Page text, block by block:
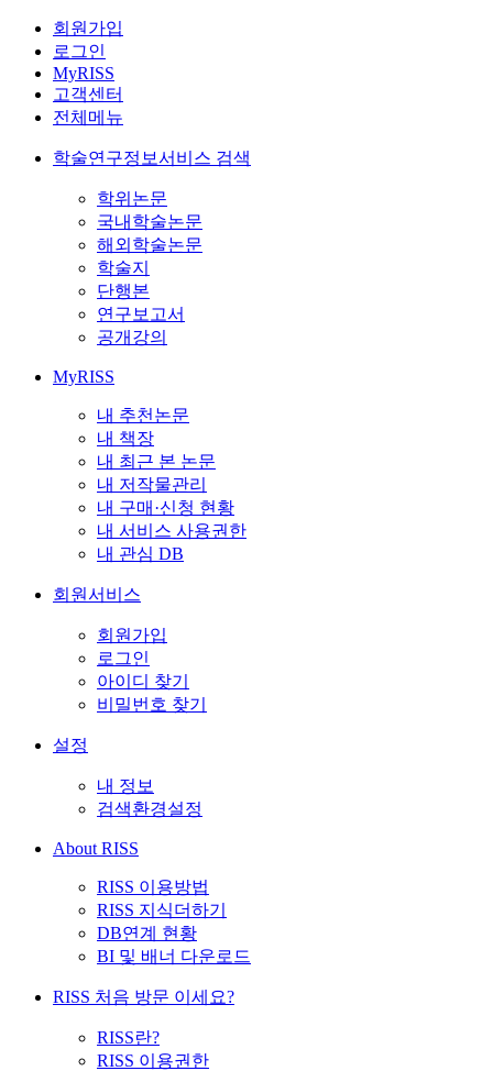
회원가입
로그인
MyRISS
고객센터
전체메뉴
학술연구정보서비스 검색
학위논문
국내학술논문
해외학술논문
학술지
단행본
연구보고서
공개강의
MyRISS
내 추천논문
내 책장
내 최근 본 논문
내 저작물관리
내 구매·신청 현황
내 서비스 사용권한
내 관심 DB
회원서비스
회원가입
로그인
아이디 찾기
비밀번호 찾기
설정
내 정보
검색환경설정
About RISS
RISS 이용방법
RISS 지식더하기
DB연계 현황
BI 및 배너 다운로드
RISS 처음 방문 이세요?
RISS란?
RISS 이용권한